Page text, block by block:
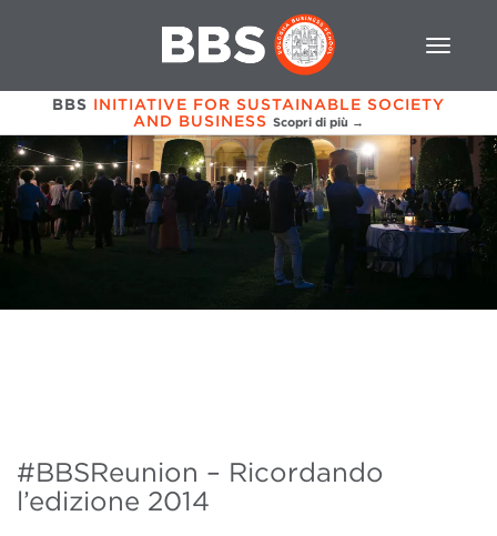
BBS INITIATIVE FOR SUSTAINABLE SOCIETY
AND BUSINESS Scopri di più →
#BBSReunion – Ricordando
l’edizione 2014